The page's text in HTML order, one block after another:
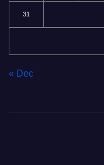
31
« Dec